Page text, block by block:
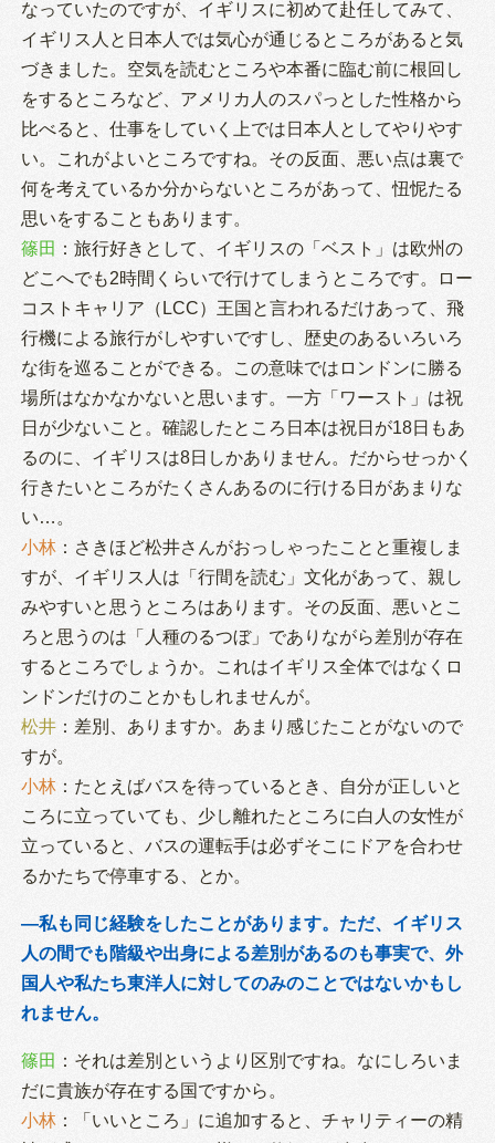
なっていたのですが、イギリスに初めて赴任してみて、
イギリス人と日本人では気心が通じるところがあると気
づきました。空気を読むところや本番に臨む前に根回し
をするところなど、アメリカ人のスパっとした性格から
比べると、仕事をしていく上では日本人としてやりやす
い。これがよいところですね。その反面、悪い点は裏で
何を考えているか分からないところがあって、忸怩たる
思いをすることもあります。
篠田 ：旅行好きとして、イギリスの「ベスト」は欧州の
どこへでも2時間くらいで行けてしまうところです。ロー
コストキャリア（LCC）王国と言われるだけあって、飛
行機による旅行がしやすいですし、歴史のあるいろいろ
な街を巡ることができる。この意味ではロンドンに勝る
場所はなかなかないと思います。一方「ワースト」は祝
日が少ないこと。確認したところ日本は祝日が18日もあ
るのに、イギリスは8日しかありません。だからせっかく
行きたいところがたくさんあるのに行ける日があまりな
い…。
小林：さきほど松井さんがおっしゃったことと重複しま
すが、イギリス人は「行間を読む」文化があって、親し
みやすいと思うところはあります。その反面、悪いとこ
ろと思うのは「人種のるつぼ」でありながら差別が存在
するところでしょうか。これはイギリス全体ではなくロ
ンドンだけのことかもしれませんが。
松井：差別、ありますか。あまり感じたことがないので
すが。
小林：たとえばバスを待っているとき、自分が正しいと
ころに立っていても、少し離れたところに白人の女性が
立っていると、バスの運転手は必ずそこにドアを合わせ
るかたちで停車する、とか。
―私も同じ経験をしたことがあります。ただ、イギリス
人の間でも階級や出身による差別があるのも事実で、外
国人や私たち東洋人に対してのみのことではないかもし
れません。
篠田 ：それは差別というより区別ですね。なにしろいま
だに貴族が存在する国ですから。
小林：「いいところ」に追加すると、チャリティーの精